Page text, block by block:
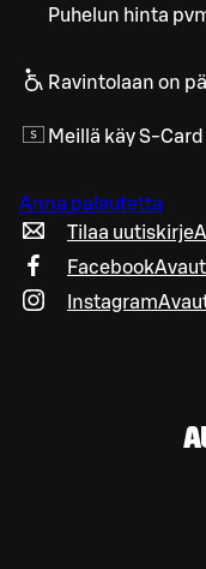
Puhelun hinta
Ravintolaan on
Meillä käy S-Card
Anna palautetta
Tilaa uutiskirje
Facebook
Instagram